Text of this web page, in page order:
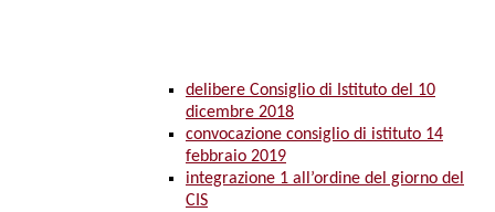
delibere Consiglio di Istituto del 10
dicembre 2018
convocazione consiglio di istituto 14
febbraio 2019
integrazione 1 all’ordine del giorno del
CIS